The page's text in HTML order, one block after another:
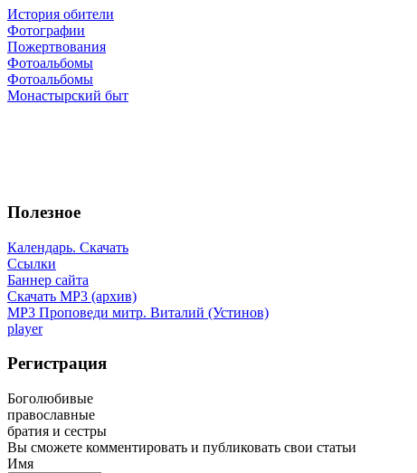
История обители
Фотографии
Пожертвования
Фотоальбомы
Фотоальбомы
Монастырский быт
Полезное
Календарь. Скачать
Ссылки
Баннер сайта
Скачать MP3 (архив)
MP3 Проповеди митр. Виталий (Устинов)
player
Регистрация
Боголюбивые
православные
братия и сестры
Вы сможете комментировать и публиковать свои статьи
Имя